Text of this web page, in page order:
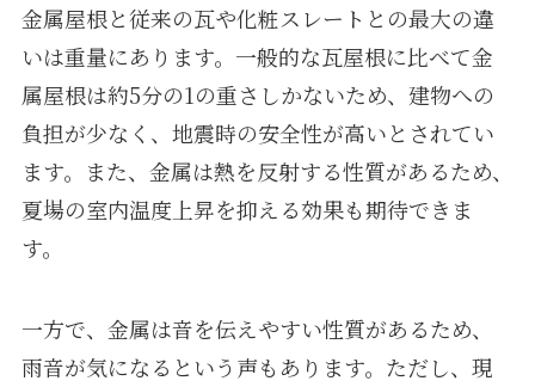
金属屋根と従来の瓦や化粧スレートとの最大の違
いは重量にあります。一般的な瓦屋根に比べて金
属屋根は約5分の1の重さしかないため、建物への
負担が少なく、地震時の安全性が高いとされてい
ます。また、金属は熱を反射する性質があるため、
夏場の室内温度上昇を抑える効果も期待できま
す。
一方で、金属は音を伝えやすい性質があるため、
雨音が気になるという声もあります。ただし、現